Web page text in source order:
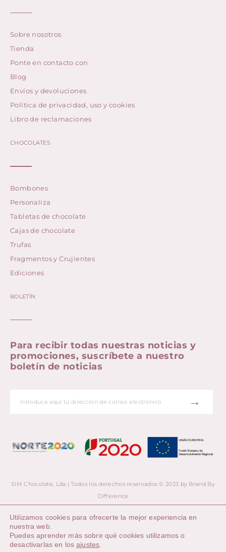
Sobre nosotros
Tienda
Ponte en contacto con
Blog
Envíos y devoluciones
Política de privacidad, uso y cookies
Libro de reclamaciones
CHOCOLATES
Bombones
Personaliza
Tabletas de chocolate
Cajas de chocolate
Trufas
Fragmentos y Crujientes
Ediciones
BOLETÍN
Para recibir todas nuestras noticias y
promociones, suscríbete a nuestro
boletín de noticias
→
SIM Chocolate, Lda | Todos los derechos reservados © 2023 by Brand By
Difference
Utilizamos cookies para ofrecerte la mejor experiencia en
nuestra web.
Puedes aprender más sobre qué cookies utilizamos o
desactivarlas en losajustes